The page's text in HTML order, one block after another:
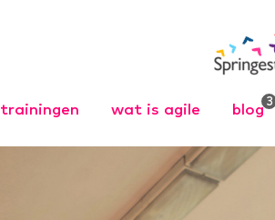
trainingen
Agile Scrum training
wat is agile
Wat is Scrum
blog3